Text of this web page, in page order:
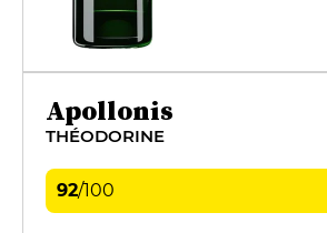
Apollonis
THÉODORINE
92/100